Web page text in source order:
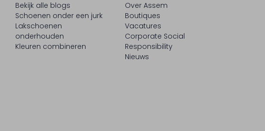
Bekijk alle blogs
Schoenen onder een jurk
Lakschoenen
onderhouden
Kleuren combineren
Over Assem
Boutiques
Vacatures
Corporate Social
Responsibility
Nieuws